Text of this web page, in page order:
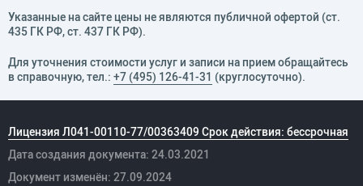
Указанные на сайте цены не являются публичной офертой (ст.
435 ГК РФ, cт. 437 ГК РФ).
Для уточнения стоимости услуг и записи на прием обращайтесь
в справочную, тел.: +7 (495) 126-41-31 (круглосуточно).
Лицензия Л041-00110-77/00363409 Срок действия: бессрочная
Дата создания документа: 24.03.2021
Документ изменён: 27.09.2024